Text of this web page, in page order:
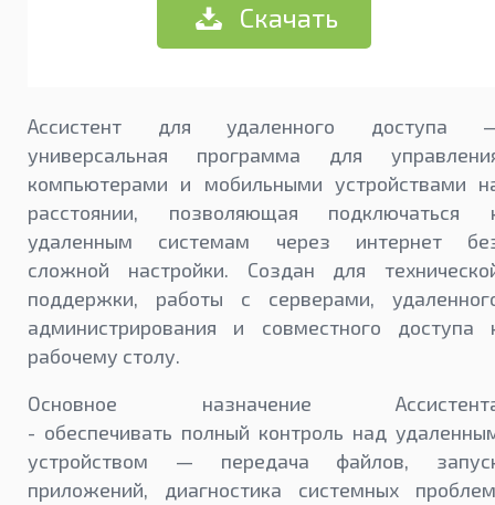
Скачать
Ассистент для удаленного доступа
универсальная программа для
компьютерами и мобильными устройствами
расстоянии, позволяющая подключаться
удаленным системам через интернет
сложной настройки. Создан для
поддержки, работы с серверами,
администрирования и совместного доступа
рабочему столу.
Основное назначение
- обеспечивать полный контроль над
устройством — передача файлов,
приложений, диагностика системных